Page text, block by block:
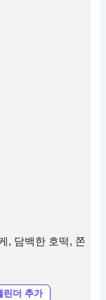
, 담백한 호떡, 쫀
린더 추가